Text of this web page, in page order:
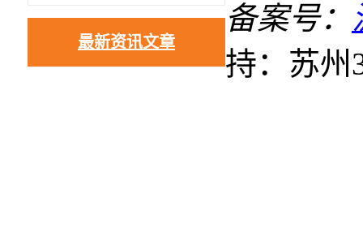
最新资讯文章
备案号：
持：苏州